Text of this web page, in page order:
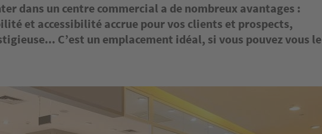
dans un centre commercial a de nombreux avantages :
et accessibilité accrue pour vos clients et prospects,
C’est un emplacement idéal, si vous pouvez vous le